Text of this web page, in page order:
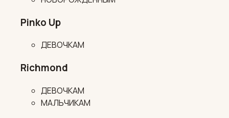
Pinko Up
ДЕВОЧКАМ
Richmond
ДЕВОЧКАМ
МАЛЬЧИКАМ